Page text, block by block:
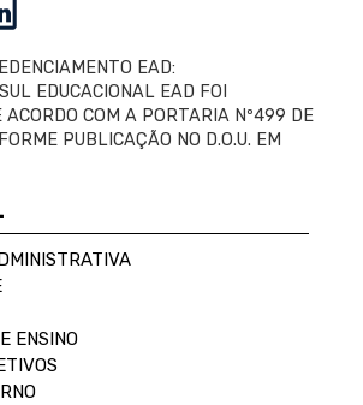
EAD:
EDUCACIONAL EAD FOI
ACORDO COM A PORTARIA Nº499 DE
PUBLICAÇÃO NO D.O.U. EM
ENSINO